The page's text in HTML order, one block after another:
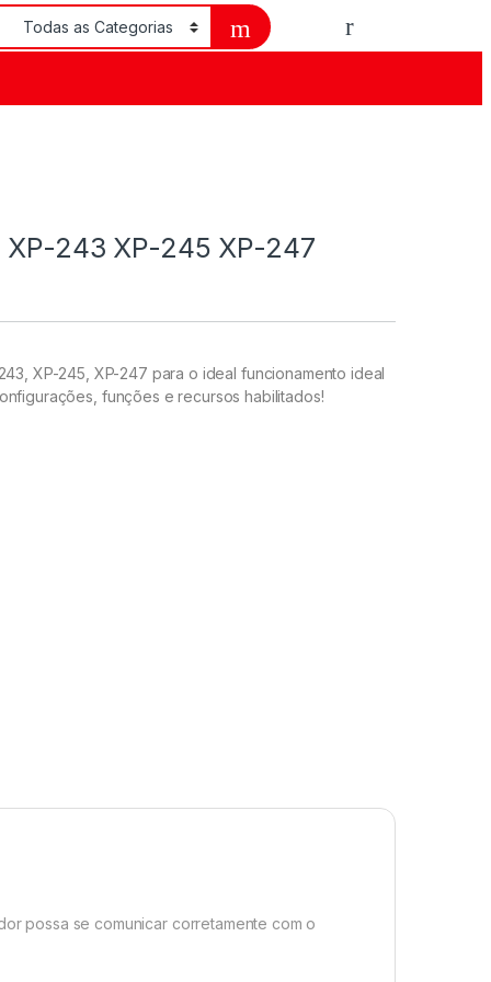
243 XP-245 XP-247
XP-245, XP-247 para o ideal funcionamento ideal
funções e recursos habilitados!
possa se comunicar corretamente com o